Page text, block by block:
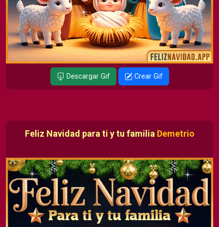
Descargar Gif Crear Gif
Feliz Navidad para ti y tu familia Demetrio